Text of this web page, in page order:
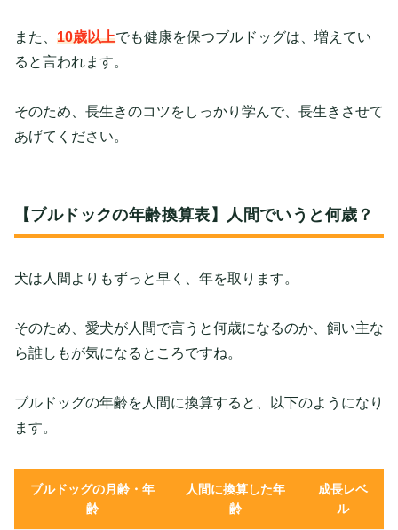
また、 10歳以上でも健康を保つブルドッグは、増えてい
ると言われます。
そのため、長生きのコツをしっかり学んで、長生きさせて
あげてください。
【ブルドックの年齢換算表】人間でいうと何歳？
犬は人間よりもずっと早く、年を取ります。
そのため、愛犬が人間で言うと何歳になるのか、飼い主な
ら誰しもが気になるところですね。
ブルドッグの年齢を人間に換算すると、以下のようになり
ます。
ブルドッグの月齢・年
齢
人間に換算した年
齢
成長レベ
ル